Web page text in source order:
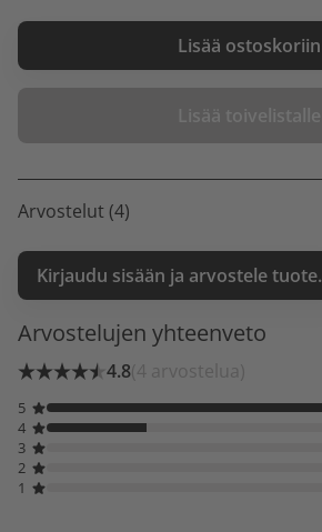
Lisää ostoskoriin
Lisää toivelistalle
Arvostelut (4)
Kirjaudu sisään ja arvostele tuote.
Arvostelujen yhteenveto
4.8(4 arvostelua)
5
4
3
2
1